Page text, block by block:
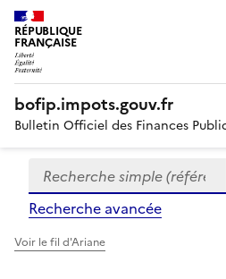
RÉPUBLIQUE
FRANÇAISE
bofip.impots.gouv.fr
Bulletin Officiel des Finances
Formulaire
de
recherche
Recherche simple
Recherche avancée
Voir le fil d'Ariane